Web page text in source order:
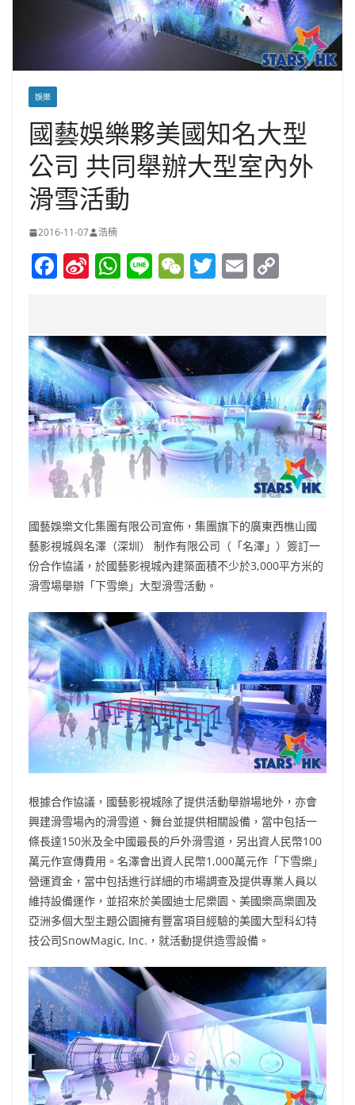
娛樂
國藝娛樂夥美國知名大型
公司 共同舉辦大型室內外
滑雪活動
2016-11-07 浩楠
F
e
b
o
o
k
Si
W
ei
b
o
W
s
A
p
p
Li W
h
at
T
er
E
l y
Li
n
k
國藝娛樂文化集團有限公司宣佈，集團旗下的廣東西樵山國
藝影視城與名澤（深圳） 制作有限公司（「名澤」）簽訂一
份合作協議，於國藝影視城內建築面積不少於3,000平方米的
滑雪場舉辦「下雪樂」大型滑雪活動。
根據合作協議，國藝影視城除了提供活動舉辦場地外，亦會
興建滑雪場內的滑雪道、舞台並提供相關設備，當中包括一
條長達150米及全中國最長的戶外滑雪道，另出資人民幣100
萬元作宣傳費用。名澤會出資人民幣1,000萬元作「下雪樂」
營運資金，當中包括進行詳細的市場調查及提供專業人員以
維持設備運作，並招來於美國迪士尼樂園、美國樂高樂園及
亞洲多個大型主題公園擁有豐富項目經驗的美國大型科幻特
技公司SnowMagic, Inc.，就活動提供造雪設備。